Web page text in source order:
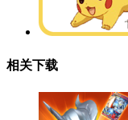
相关下载